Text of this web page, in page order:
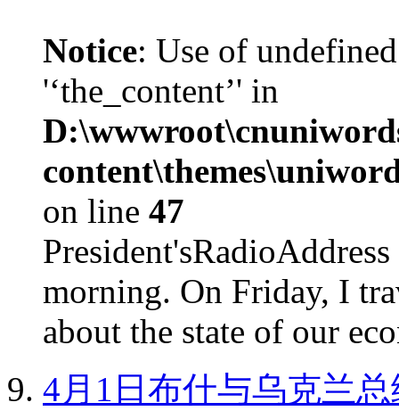
Notice: Use of
'‘the_content’' in
on line 47
morning. On Friday, I
about the state of our
4月1日布什与乌克兰